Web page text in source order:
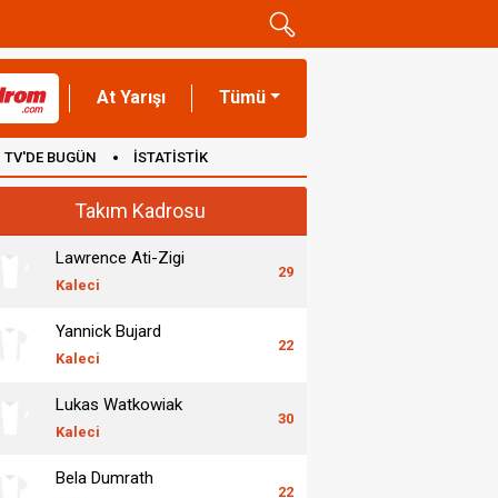
At Yarışı Tümü
TV'DE BUGÜN İSTATİSTİK
Takım Kadrosu
Lawrence Ati-Zigi
Kaleci
29
Yannick Bujard
Kaleci
22
Lukas Watkowiak
Kaleci
30
Bela Dumrath
22